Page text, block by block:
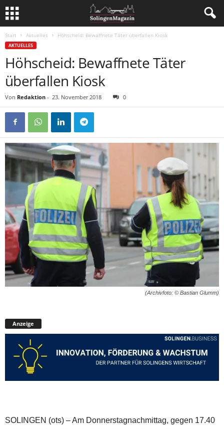
Start Aktuelles Höhscheid: Bewaffnete Täter überfallen Kiosk
AKTUELLES
Höhscheid: Bewaffnete Täter
überfallen Kiosk
Von Redaktion - 23. November 2018 0
(Archivfoto: © Bastian Glumm)
Anzeige
SOLINGEN (ots) – Am Donnerstagnachmittag, gegen 17.40